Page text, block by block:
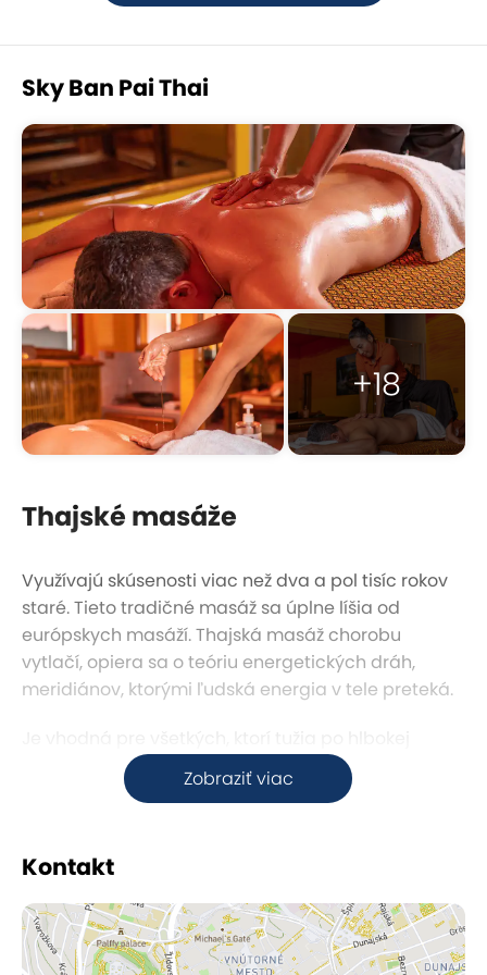
Sky Ban Pai Thai
+18
Zobraziť viac
Thajské masáže
Využívajú skúsenosti viac než dva a pol tisíc rokov
staré. Tieto tradičné masáž sa úplne líšia od
európskych masáží. Thajská masáž chorobu
vytlačí, opiera sa o teóriu energetických dráh,
meridiánov, ktorými ľudská energia v tele preteká.
relaxácii, uvoľnení stresu a zvýšení pružnosti svojho
tela ako aj pre tých, ktorí si chcú udržať, alebo
Thajská masáž stimuluje krvný obeh, odstraňuje
zlepšuje vylučovanie odpadov z tela, uvoľňuje
bolesť, napätie a stuhnutie svalov a kĺbov, zbavuje
Kontakt